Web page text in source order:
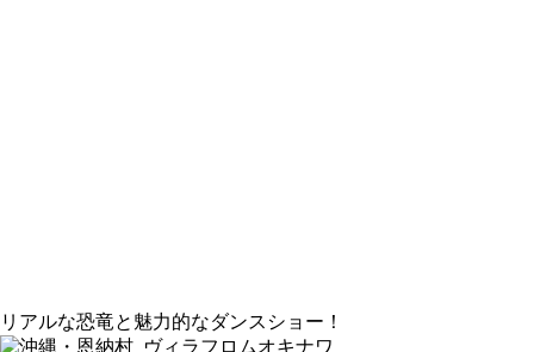
リアルな恐竜と魅力的なダンスショー！